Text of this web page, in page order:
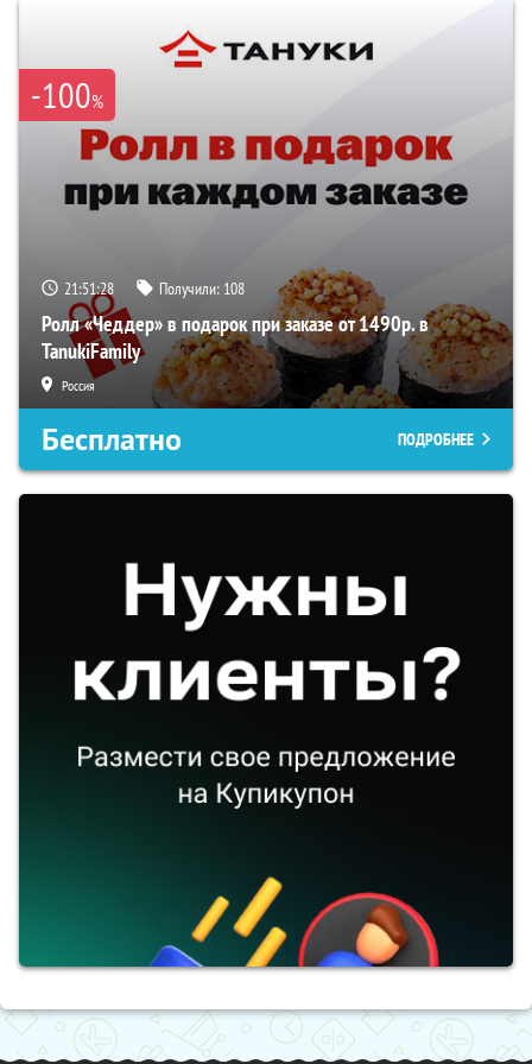
-100%
21:51:27 Получили: 108
Ролл «Чеддер» в подарок при заказе от 1490р. в
TanukiFamily
Россия
Бесплатно ПОДРОБНЕЕ